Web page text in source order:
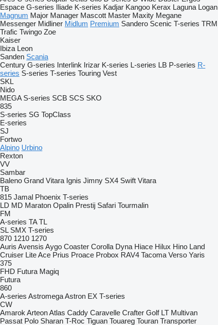
Espace G-series Iliade K-series Kadjar Kangoo Kerax Laguna Logan
Magnum Major Manager Mascott Master Maxity Megane
Messenger Midliner Midlum Premium Sandero Scenic T-series TRM
Trafic Twingo Zoe
Kaiser
Ibiza Leon
Sanden Scania
Century G-series Interlink Irizar K-series L-series LB P-series R-
series S-series T-series Touring Vest
SKL
Nido
MEGA S-series SCB SCS SKO
835
S-series SG TopClass
E-series
SJ
Fortwo
Alpino Urbino
Rexton
VV
Sambar
Baleno Grand Vitara Ignis Jimny SX4 Swift Vitara
TB
815 Jamal Phoenix T-series
LD MD Maraton Opalin Prestij Safari Tourmalin
FM
A-series TA TL
SL SMX T-series
870 1210 1270
Auris Avensis Aygo Coaster Corolla Dyna Hiace Hilux Hino Land
Cruiser Lite Ace Prius Proace Probox RAV4 Tacoma Verso Yaris
375
FHD Futura Magiq
Futura
860
A-series AstromegaAstron EX T-series
CW
Amarok ArteonAtlas Caddy Caravelle Crafter Golf LT Multivan
Passat Polo Sharan T-Roc Tiguan Touareg Touran Transporter